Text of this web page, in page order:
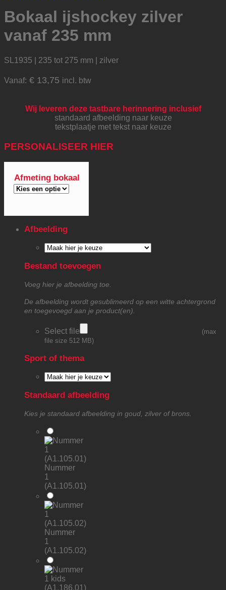
Bokaal ijshockey zilver
vanaf 235 mm
SL1935 | 235 tot 275 mm | zilver
Vanaf: € 13,75 incl. btw
Wij leveren deze tastbare herinnering inclusief
standaard afbeelding naar keuze
tekstplaatje met tekst naar keuze
PERSONALISEER HIER
Afmeting bokaal
Afbeelding
Bestand toevoegen
Voeg hier je afbeelding toe.
De afbeelding wordt gesublimeerd op een witte achtergrond
en toegevoegd aan je product(en).
Select file
(max
file size 512 MB)
Sport of thema
Standaard afbeelding
Kies je standaard afbeelding in goud, zilver of brons.
Nummer
1
(A1.105.01)
Nummer
1
(A1.105.02)